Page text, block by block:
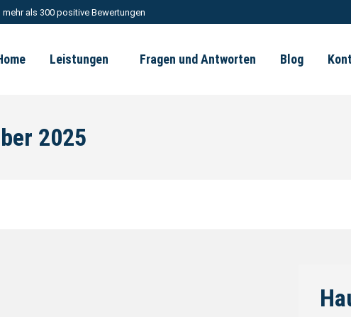
mehr als 300 positive Bewertungen
Leistungen Fragen und Antworten Blog
2025